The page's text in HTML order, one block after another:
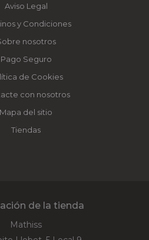
Aviso Legal
y Condiciones
nosotros
Pago Seguro
de Cookies
con nosotros
Mapa del sitio
Tiendas
de la tienda
Mathiss